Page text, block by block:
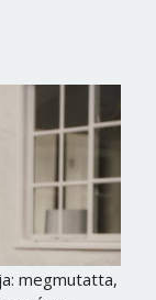
megmutatta,